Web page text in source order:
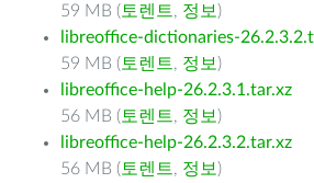
59 MB ( 토렌트, 정보 )
libreoffice-dictionaries-
59 MB ( 토렌트, 정보 )
libreoffice-help-26.2.3.1.tar.xz
56 MB ( 토렌트, 정보 )
libreoffice-help-26.2.3.2.tar.xz
56 MB ( 토렌트, 정보 )